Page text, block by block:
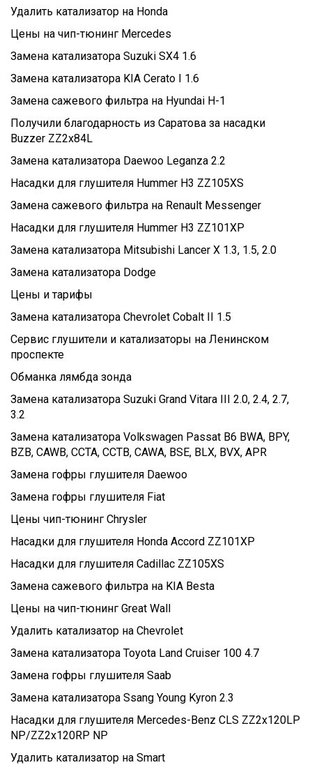
Удалить катализатор на Honda
Цены на чип-тюнинг Mercedes
Замена катализатора Suzuki SX4 1.6
Замена катализатора KIA Cerato I 1.6
Замена сажевого фильтра на Hyundai H-1
Получили благодарность из Саратова за насадки
Buzzer ZZ2x84L
Замена катализатора Daewoo Leganza 2.2
Насадки для глушителя Hummer H3 ZZ105XS
Замена сажевого фильтра на Renault Messenger
Насадки для глушителя Hummer H3 ZZ101XP
Замена катализатора Mitsubishi Lancer X 1.3, 1.5, 2.0
Замена катализатора Dodge
Цены и тарифы
Замена катализатора Chevrolet Cobalt II 1.5
Сервис глушители и катализаторы на Ленинском
проспекте
Обманка лямбда зонда
Замена катализатора Suzuki Grand Vitara III 2.0, 2.4, 2.7,
3.2
Замена катализатора Volkswagen Passat B6 BWA, BPY,
BZB, CAWB, CCTA, CCTB, CAWA, BSE, BLX, BVX, APR
Замена гофры глушителя Daewoo
Замена гофры глушителя Fiat
Цены чип-тюнинг Chrysler
Насадки для глушителя Honda Accord ZZ101XP
Насадки для глушителя Cadillac ZZ105XS
Замена сажевого фильтра на KIA Besta
Цены на чип-тюнинг Great Wall
Удалить катализатор на Chevrolet
Замена катализатора Toyota Land Cruiser 100 4.7
Замена гофры глушителя Saab
Замена катализатора Ssang Young Kyron 2.3
Насадки для глушителя Mercedes-Benz CLS ZZ2x120LP
NP/ZZ2x120RP NP
Удалить катализатор на Smart